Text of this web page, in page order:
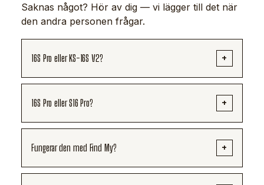
Saknas något? Hör av dig — vi lägger till det när
den andra personen frågar.
16S Pro eller KS-16S V2?
16S Pro eller S16 Pro?
Fungerar den med Find My?